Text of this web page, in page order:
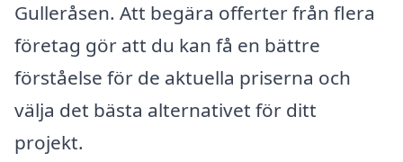
Gulleråsen. Att begära offerter från flera
företag gör att du kan få en bättre
förståelse för de aktuella priserna och
välja det bästa alternativet för ditt
projekt.